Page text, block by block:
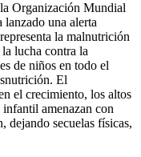
Organización Mundial
una alerta
la malnutrición
lucha contra la
de niños en todo el
El
el crecimiento, los altos
amenazan con
dejando secuelas físicas,